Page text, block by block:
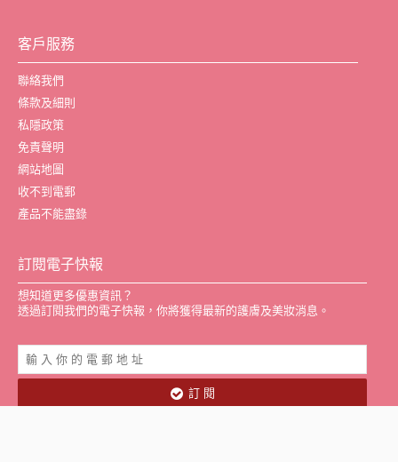
客戶服務
聯絡我們
條款及細則
私隱政策
免責聲明
網站地圖
收不到電郵
產品不能盡錄
訂閱電子快報
想知道更多優惠資訊？
透過訂閱我們的電子快報，你將獲得最新的護膚及美妝消息。
訂 閱